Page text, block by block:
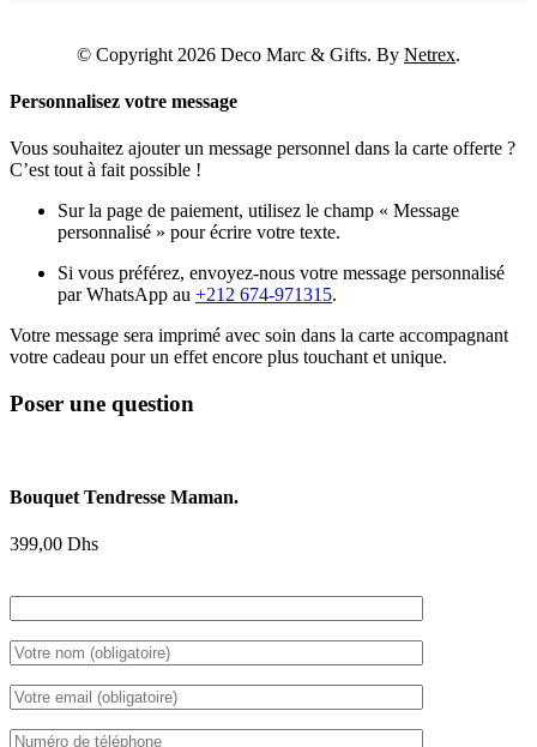
© Copyright 2026 Deco Marc & Gifts. By Netrex.
Personnalisez votre message
Vous souhaitez ajouter un message personnel dans la carte offerte ?
C’est tout à fait possible !
Sur la page de paiement, utilisez le champ « Message
personnalisé » pour écrire votre texte.
Si vous préférez, envoyez-nous votre message personnalisé
par WhatsApp au +212 674-971315.
Votre message sera imprimé avec soin dans la carte accompagnant
votre cadeau pour un effet encore plus touchant et unique.
Poser une question
Bouquet Tendresse Maman.
399,00 Dhs